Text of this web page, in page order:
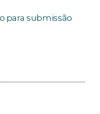
para submissão